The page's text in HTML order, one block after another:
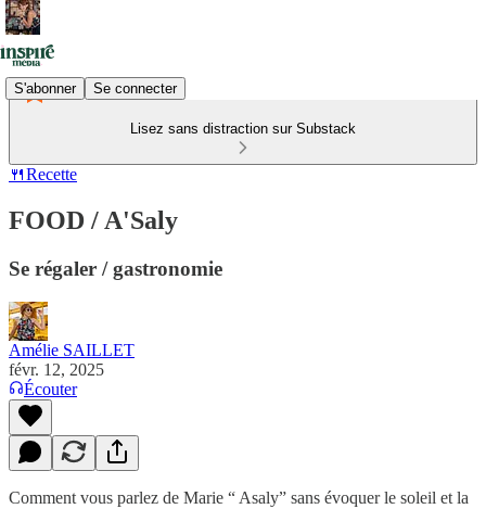
S'abonner Se connecter
Lisez sans distraction sur Substack
🍴Recette
FOOD / A'Saly
Se régaler / gastronomie
Amélie SAILLET
févr. 12, 2025
Écouter
Comment vous parlez de Marie “ Asaly” sans évoquer le soleil et la